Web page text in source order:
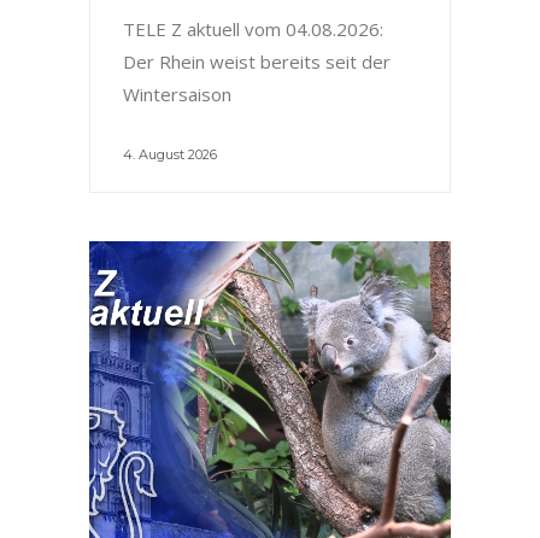
TELE Z aktuell vom 04.08.2026:
Der Rhein weist bereits seit der
Wintersaison
4. August 2026